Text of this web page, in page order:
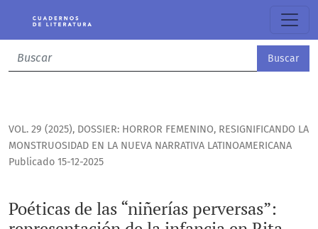
Buscar
VOL. 29 (2025), DOSSIER: HORROR FEMENINO, RESIGNIFICANDO LA
MONSTRUOSIDAD EN LA NUEVA NARRATIVA LATINOAMERICANA
Poéticas de las “niñerías perversas”:
Publicado 15-12-2025